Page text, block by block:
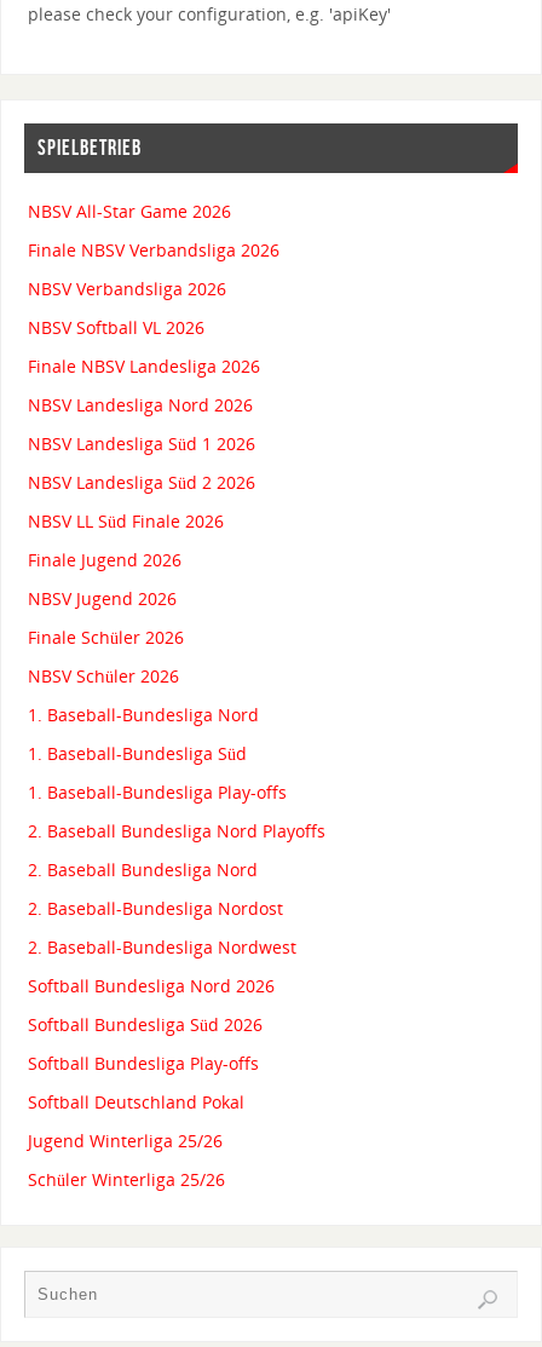
please check your configuration, e.g. 'apiKey'
SPIELBETRIEB
NBSV All-Star Game 2026
Finale NBSV Verbandsliga 2026
NBSV Verbandsliga 2026
NBSV Softball VL 2026
Finale NBSV Landesliga 2026
NBSV Landesliga Nord 2026
NBSV Landesliga Süd 1 2026
NBSV Landesliga Süd 2 2026
NBSV LL Süd Finale 2026
Finale Jugend 2026
NBSV Jugend 2026
Finale Schüler 2026
NBSV Schüler 2026
1. Baseball-Bundesliga Nord
1. Baseball-Bundesliga Süd
1. Baseball-Bundesliga Play-offs
2. Baseball Bundesliga Nord Playoffs
2. Baseball Bundesliga Nord
2. Baseball-Bundesliga Nordost
2. Baseball-Bundesliga Nordwest
Softball Bundesliga Nord 2026
Softball Bundesliga Süd 2026
Softball Bundesliga Play-offs
Softball Deutschland Pokal
Jugend Winterliga 25/26
Schüler Winterliga 25/26